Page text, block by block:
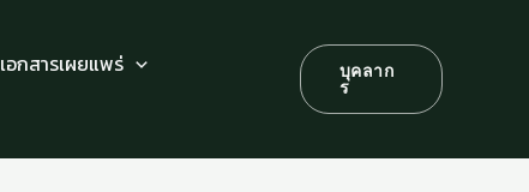
เอกสารเผยแพร่
บุคลาก
ร